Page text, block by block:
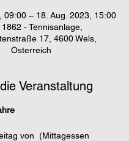
09:00 – 18. Aug. 2023, 15:00
- Tennisanlage,
17, 4600 Wels,
Österreich
Veranstaltung
von
(Mittagessen